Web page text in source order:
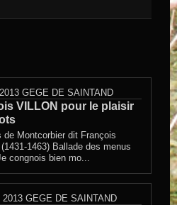
dans
GEGE DE SAINTAND
VILLON pour le plaisir
de Montcorbier dit François
1463) Ballade des menus
congnois bien mo...
2013 GEGE DE SAINTAND